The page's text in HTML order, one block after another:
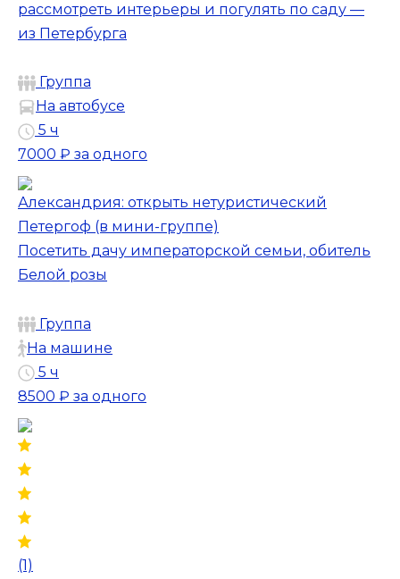
рассмотреть интерьеры и погулять по саду —
из Петербурга
Группа
На автобусе
5 ч
7000 ₽ за одного
Александрия: открыть нетуристический
Петергоф (в мини-группе)
Посетить дачу императорской семьи, обитель
Белой розы
Группа
На машине
5 ч
8500 ₽ за одного
(1)